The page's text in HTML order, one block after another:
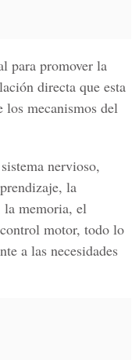
para promover la
directa que esta
mecanismos del
nervioso,
la
la memoria, el
motor, todo lo
a las necesidades